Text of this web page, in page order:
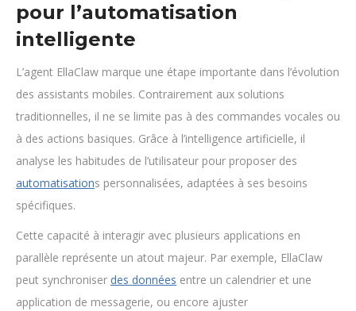
pour l’automatisation
intelligente
L’agent EllaClaw marque une étape importante dans l’évolution
des assistants mobiles. Contrairement aux solutions
traditionnelles, il ne se limite pas à des commandes vocales ou
à des actions basiques. Grâce à l’intelligence artificielle, il
analyse les habitudes de l’utilisateur pour proposer des
automatisations personnalisées, adaptées à ses besoins
spécifiques.
Cette capacité à interagir avec plusieurs applications en
parallèle représente un atout majeur. Par exemple, EllaClaw
peut synchroniser des données entre un calendrier et une
application de messagerie, ou encore ajuster